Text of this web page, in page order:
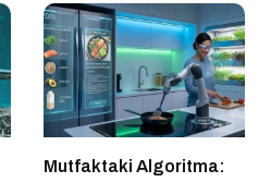
Mutfaktaki Algoritma: